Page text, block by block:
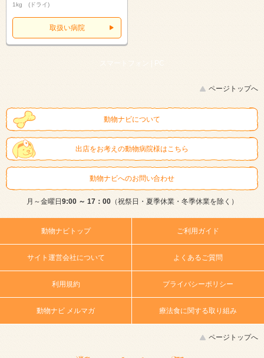
1kg (ドライ)
取扱い病院
スマートフォン | PC
ページトップへ
動物ナビについて
出店をお考えの動物病院様はこちら
動物ナビへのお問い合わせ
月～金曜日9:00 ～ 17：00（祝祭日・夏季休業・冬季休業を除く）
動物ナビトップ ご利用ガイド
サイト運営会社について よくあるご質問
利用規約 プライバシーポリシー
動物ナビ メルマガ 療法食に関する取り組み
ページトップへ